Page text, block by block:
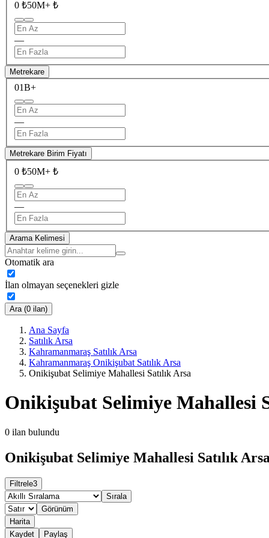
0 ₺50M+ ₺
—
Metrekare
01B+
—
Metrekare Birim Fiyatı
0 ₺50M+ ₺
—
Arama Kelimesi
Otomatik ara
İlan olmayan seçenekleri gizle
Ara (0 ilan)
Ana Sayfa
Satılık Arsa
Kahramanmaraş Satılık Arsa
Kahramanmaraş Onikişubat Satılık Arsa
Onikişubat Selimiye Mahallesi Satılık Arsa
Onikişubat Selimiye Mahallesi
0 ilan bulundu
Onikişubat Selimiye Mahallesi Satılık
Filtrele3
Sırala
Görünüm
Harita
Kaydet
Paylaş